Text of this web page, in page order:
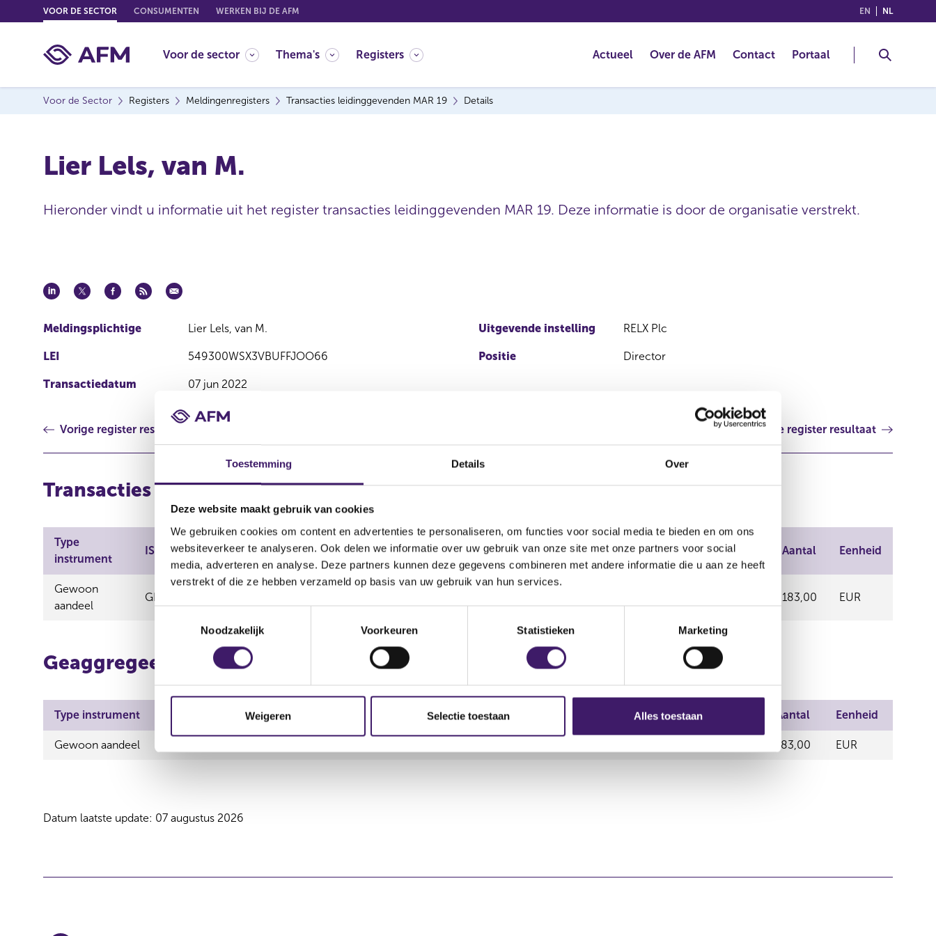
Toestemming Details Over
Deze website maakt gebruik van cookies
We gebruiken cookies om content en advertenties te personaliseren, om functies voor social media te bieden en om ons
websiteverkeer te analyseren. Ook delen we informatie over uw gebruik van onze site met onze partners voor social
media, adverteren en analyse. Deze partners kunnen deze gegevens combineren met andere informatie die u aan ze heeft
verstrekt of die ze hebben verzameld op basis van uw gebruik van hun services.
s
e
m
i
s
c
Noodzakelijk Voorkeuren Statistieken Marketing
Weigeren Selectie toestaan Alles toestaan
o
o
EN (ENGLISH)
NL
VOOR DE SECTOR CONSUMENTEN WERKEN BIJ DE AFM
Voor de sector Thema's Registers Actueel Over de AFM Contact Portaal
Voor de Sector Registers Meldingenregisters Transacties leidinggevenden MAR 19 Details
Lier Lels, van M.
Hieronder vindt u informatie uit het register transacties leidinggevenden MAR 19. Deze informatie is door de organisatie verstrekt.
Meldingsplichtige Lier Lels, van M. Uitgevende instelling RELX Plc
LEI 549300WSX3VBUFFJOO66 Positie Director
Transactiedatum 07 jun 2022
Vorige register resultaat Volgende register resultaat
Transacties
Type
instrument
ISIN
transactie
Soort
transactie
Aandelenoptie
programma
Plaats van handel Prijs Aantal Eenheid
Gewoon
aandeel
GB00B2B0DG97
EURONEXT - EURONEXT
AMSTERDAM
183,00 EUR
Geaggregeerde informatie
Type instrument Aard transactie Soort transactie Plaats van handel Aantal Eenheid
Gewoon aandeel 183,00 EUR
Datum laatste update: 07 augustus 2026